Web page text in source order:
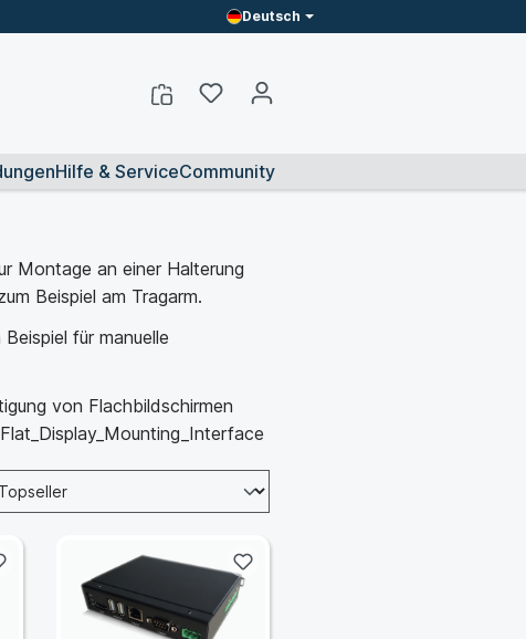
Deutsch
Hilfe & ServiceCommunity
Montage an einer Halterung
Beispiel am Tragarm.
für manuelle
von Flachbildschirmen